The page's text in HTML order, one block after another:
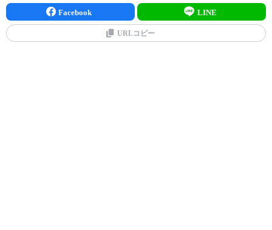
Facebook LINE
URLコピー